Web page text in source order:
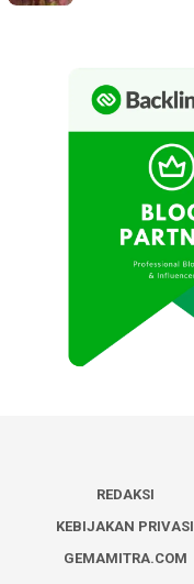
REDAKSI
KEBIJAKAN PRIVASI
GEMAMITRA.COM